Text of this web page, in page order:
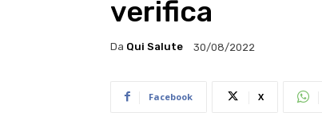
verifica
Da Qui Salute 30/08/2022
Facebook X